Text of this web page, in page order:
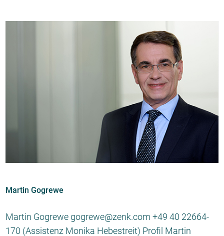
Martin Gogrewe
Martin Gogrewe gogrewe@zenk.com +49 40 22664-
170 (Assistenz Monika Hebestreit) Profil Martin